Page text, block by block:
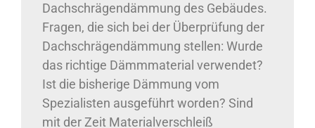
Dachschrägendämmung des Gebäudes.
Fragen, die sich bei der Überprüfung der
Dachschrägendämmung stellen: Wurde
das richtige Dämmmaterial verwendet?
Ist die bisherige Dämmung vom
Spezialisten ausgeführt worden? Sind
mit der Zeit Materialverschleiß